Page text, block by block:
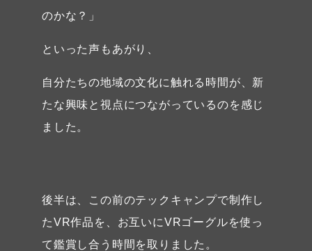
のかな？」
といった声もあがり、
自分たちの地域の文化に触れる時間が、新
たな興味と視点につながっているのを感じ
ました。
後半は、この前のテックキャンプで制作し
たVR作品を、お互いにVRゴーグルを使っ
て鑑賞し合う時間を取りました。